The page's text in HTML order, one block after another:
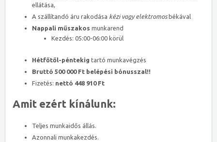
ellátása,
A szállítandó áru rakodása kézi vagy elektromosbékával
Nappali műszakos munkarend
Kezdés: 05:00-06:00 körül
Hétfőtől-péntekig tartó munkavégzés
Bruttó 500 000 Ft belépési bónusszal!!
Fizetés: nettó 448 910 Ft
Amit ezért kínálunk:
Teljes munkaidős állás.
Azonnali munkakezdés.